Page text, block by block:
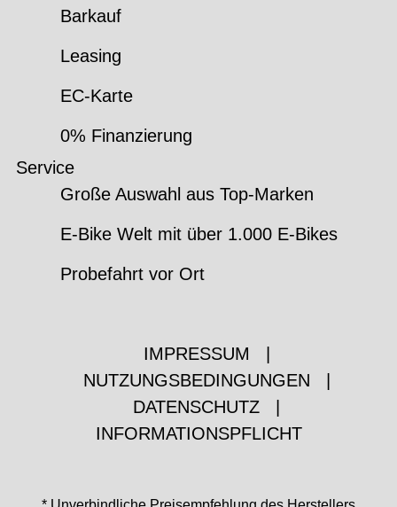
Barkauf
Leasing
EC-Karte
0% Finanzierung
Service
Große Auswahl aus Top-Marken
E-Bike Welt mit über 1.000 E-Bikes
Probefahrt vor Ort
IMPRESSUM
NUTZUNGSBEDINGUNGEN
DATENSCHUTZ
INFORMATIONSPFLICHT